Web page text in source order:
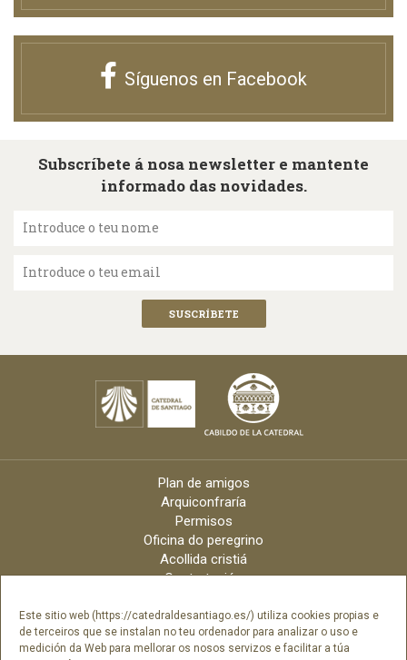
Este sitio web (https://catedraldesantiago.es/) utiliza cookies propias e
de terceiros que se instalan no teu ordenador para analizar o uso e
medición da Web para mellorar os nosos servizos e facilitar a túa
Síguenos en Facebook
Subscríbete á nosa newsletter e mantente
informado das novidades.
Introduce o teu nome
Introduce o teu email
Plan de amigos
Arquiconfraría
Permisos
Oficina do peregrino
Acollida cristiá
Contratación
Arquidiócese
Créditos
Catálogo Dixital